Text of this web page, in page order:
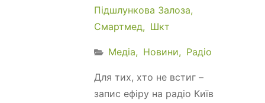
Підшлункова Залоза
Смартмед
Шкт
Медіа Новини Радіо
Для тих, хто не встиг –
запис ефіру на радіо Київ